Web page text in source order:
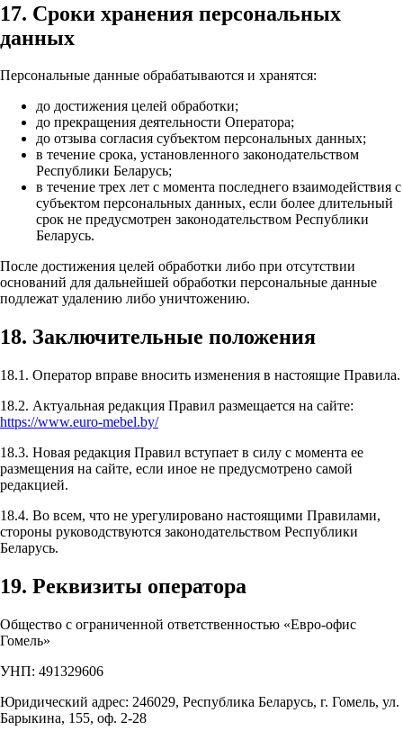
17. Сроки хранения персональных
данных
Персональные данные обрабатываются и хранятся:
до достижения целей обработки;
до прекращения деятельности Оператора;
до отзыва согласия субъектом персональных данных;
в течение срока, установленного законодательством
Республики Беларусь;
в течение трех лет с момента последнего взаимодействия с
субъектом персональных данных, если более длительный
срок не предусмотрен законодательством Республики
Беларусь.
После достижения целей обработки либо при отсутствии
оснований для дальнейшей обработки персональные данные
подлежат удалению либо уничтожению.
18. Заключительные положения
18.1. Оператор вправе вносить изменения в настоящие Правила.
18.2. Актуальная редакция Правил размещается на сайте:
https://www.euro-mebel.by/
18.3. Новая редакция Правил вступает в силу с момента ее
размещения на сайте, если иное не предусмотрено самой
редакцией.
18.4. Во всем, что не урегулировано настоящими Правилами,
стороны руководствуются законодательством Республики
Беларусь.
19. Реквизиты оператора
Общество с ограниченной ответственностью «Евро-офис
Гомель»
УНП: 491329606
Юридический адрес: 246029, Республика Беларусь, г. Гомель, ул.
Барыкина, 155, оф. 2-28